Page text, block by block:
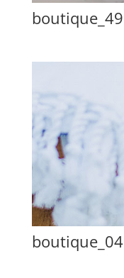
boutique_49
boutique_04